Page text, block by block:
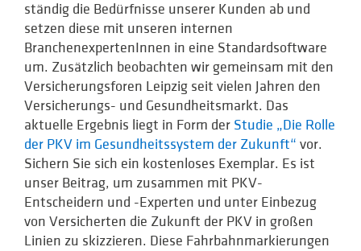
ständig die Bedürfnisse unserer Kunden ab und
setzen diese mit unseren internen
BranchenexpertenInnen in eine Standardsoftware
um. Zusätzlich beobachten wir gemeinsam mit den
Versicherungsforen Leipzig seit vielen Jahren den
Versicherungs- und Gesundheitsmarkt. Das
aktuelle Ergebnis liegt in Form der Studie „Die Rolle
der PKV im Gesundheitssystem der Zukunft“ vor.
Sichern Sie sich ein kostenloses Exemplar. Es ist
unser Beitrag, um zusammen mit PKV-
Entscheidern und -Experten und unter Einbezug
von Versicherten die Zukunft der PKV in großen
Linien zu skizzieren. Diese Fahrbahn­markierungen